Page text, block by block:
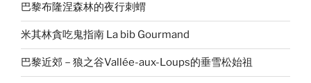
巴黎布隆涅森林的夜行刺蝟
米其林貪吃鬼指南 La bib Gourmand
巴黎近郊－狼之谷Vallée-aux-Loups的垂雪松始祖